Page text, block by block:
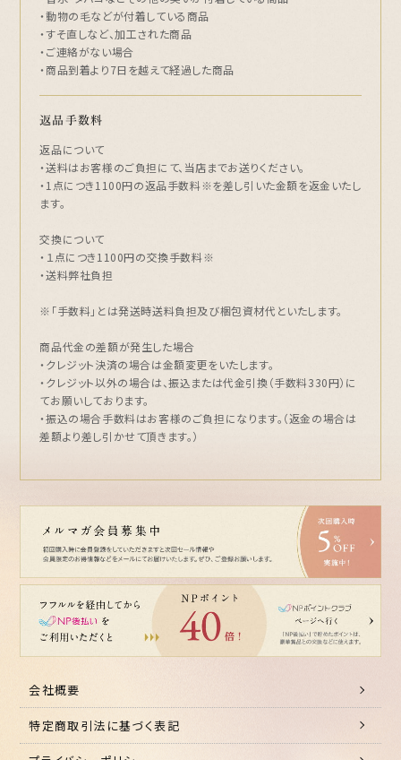
・動物の毛などが付着している商品
・すそ直しなど、加工された商品
・ご連絡がない場合
・商品到着より7日を越えて経過した商品
返品手数料
返品について
・送料はお客様のご負担にて、当店までお送りください。
・1点につき1100円の返品手数料※を差し引いた金額を返金いたし
ます。
交換について
・１点につき1100円の交換手数料※
・送料弊社負担
※「手数料」とは発送時送料負担及び梱包資材代といたします。
商品代金の差額が発生した場合
・クレジット決済の場合は金額変更をいたします。
・クレジット以外の場合は、振込または代金引換（手数料330円）に
てお願いしております。
・振込の場合手数料はお客様のご負担になります。（返金の場合は
差額より差し引かせて頂きます。）
会社概要
特定商取引法に基づく表記